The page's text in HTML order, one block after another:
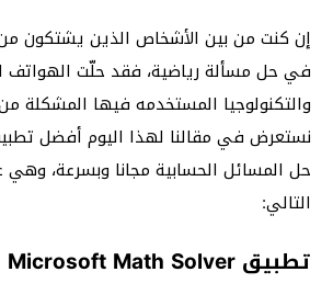
إن كنت من بين الأشخاص الذين يشتكون
في حل مسألة رياضية، فقد حلّت الهواتف
والتكنولوجيا المستخدمه فيها المشكلة
نستعرض في مقالنا لهذا اليوم أفضل
حل المسائل الحسابية مجانا وبسرعة،
التالي:
تطبيق Microsoft Math Solver‏